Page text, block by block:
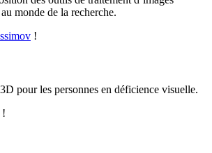
monde de la recherche.
!
pour les personnes en déficience visuelle.
!